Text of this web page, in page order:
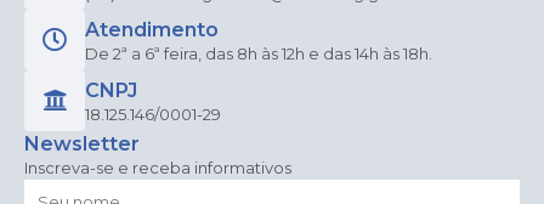
Atendimento
De 2ª a 6ª feira, das 8h às 12h e das 14h às 18h.
CNPJ
18.125.146/0001-29
Newsletter
Inscreva-se e receba informativos